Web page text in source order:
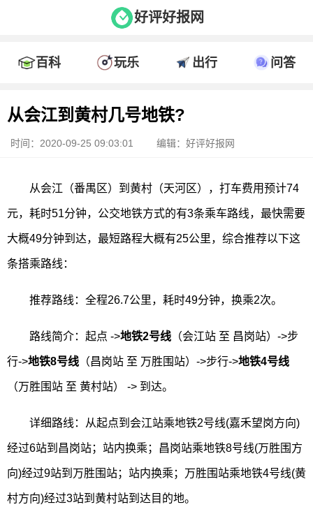
好评好报网
百科 玩乐 出行 问答
从会江到黄村几号地铁?
时间：2020-09-25 09:03:01 编辑：好评好报网
从会江（番禺区）到黄村（天河区），打车费用预计74
元，耗时51分钟，公交地铁方式的有3条乘车路线，最快需要
大概49分钟到达，最短路程大概有25公里，综合推荐以下这
条搭乘路线：
推荐路线：全程26.7公里，耗时49分钟，换乘2次。
路线简介：起点 ->地铁2号线 （会江站 至 昌岗站）->步
行->地铁8号线 （昌岗站 至 万胜围站）->步行->地铁4号线
（万胜围站 至 黄村站） -> 到达。
详细路线：从起点到会江站乘地铁2号线(嘉禾望岗方向)
经过6站到昌岗站；站内换乘；昌岗站乘地铁8号线(万胜围方
向)经过9站到万胜围站；站内换乘；万胜围站乘地铁4号线(黄
村方向)经过3站到黄村站到达目的地。